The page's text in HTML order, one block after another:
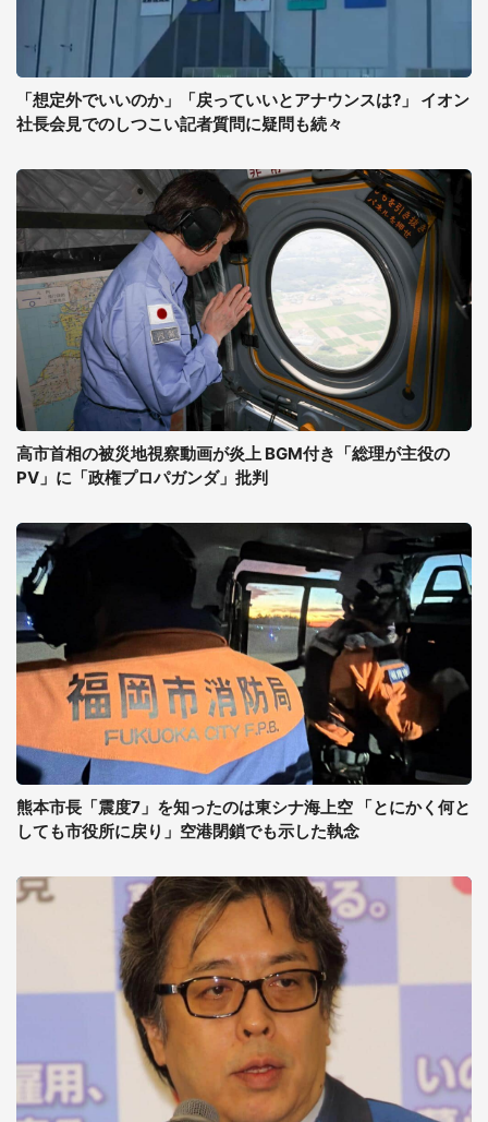
「想定外でいいのか」「戻っていいとアナウンスは?」 イオン
社長会見でのしつこい記者質問に疑問も続々
高市首相の被災地視察動画が炎上 BGM付き「総理が主役の
PV」に「政権プロパガンダ」批判
熊本市長「震度7」を知ったのは東シナ海上空 「とにかく何と
しても市役所に戻り」空港閉鎖でも示した執念